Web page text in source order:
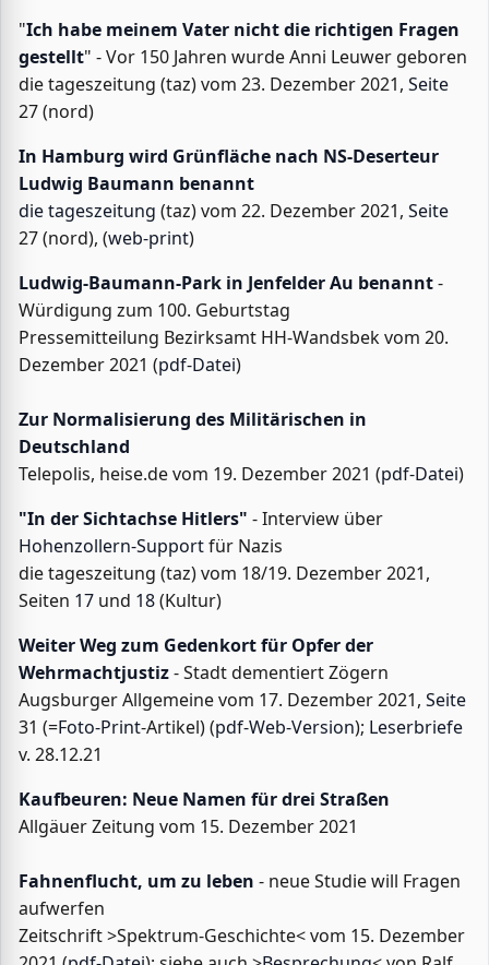
"Ich habe meinem Vater nicht die richtigen Fragen
gestellt" - Vor 150 Jahren wurde Anni Leuwer geboren
die tageszeitung (taz) vom 23. Dezember 2021, Seite
27 (nord)
In Hamburg wird Grünfläche nach NS-Deserteur
Ludwig Baumann benannt
die tageszeitung (taz) vom 22. Dezember 2021, Seite
27 (nord), (web-print)
Ludwig-Baumann-Park in Jenfelder Au benannt-
Würdigung zum 100. Geburtstag
Pressemitteilung Bezirksamt HH-Wandsbek vom 20.
Dezember 2021 (pdf-Datei)
Zur Normalisierung des Militärischen in
Deutschland
Telepolis, heise.de vom 19. Dezember 2021 (pdf-Datei)
"In der Sichtachse Hitlers" - Interview über
Hohenzollern-Supportfür Nazis
die tageszeitung (taz) vom 18/19. Dezember 2021,
Seiten 17 und 18(Kultur)
Weiter Weg zum Gedenkort für Opfer der
Wehrmachtjustiz- Stadt dementiert Zögern
Augsburger Allgemeine vom 17. Dezember 2021, Seite
31 (=Foto-Print-Artikel) (pdf-Web-Version); Leserbriefe
v. 28.12.21
Kaufbeuren: Neue Namen für drei Straßen
Allgäuer Zeitung vom 15. Dezember 2021
Fahnenflucht, um zu leben - neue Studie will Fragen
aufwerfen
Zeitschrift >Spektrum-Geschichte< vom 15. Dezember